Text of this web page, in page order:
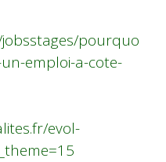
pourquo
emploi-a-cote-
evol-